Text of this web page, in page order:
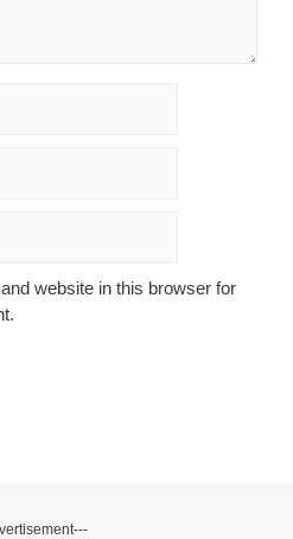
website in this browser for